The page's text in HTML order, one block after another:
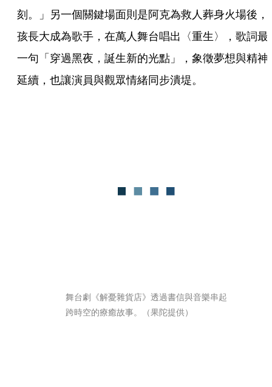
刻。」另一個關鍵場面則是阿克為救人葬身火場後，
孩長大成為歌手，在萬人舞台唱出〈重生〉，歌詞最
一句「穿過黑夜，誕生新的光點」，象徵夢想與精神
延續，也讓演員與觀眾情緒同步潰堤。
舞台劇《解憂雜貨店》透過書信與音樂串起
跨時空的療癒故事。（果陀提供）